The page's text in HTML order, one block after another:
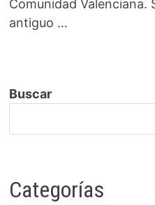
Comunidad Valenciana.
antiguo …
Buscar
Categorías